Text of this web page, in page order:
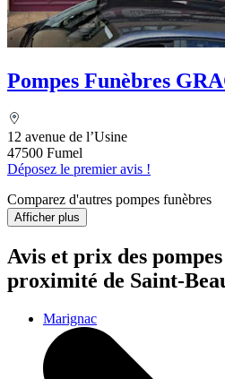
Pompes Funèbres
12 avenue de l’Usine
47500 Fumel
Déposez le premier avis !
Comparez d'autres pompes funèbres
Afficher plus
Avis et prix des
proximité de Saint-
Marignac